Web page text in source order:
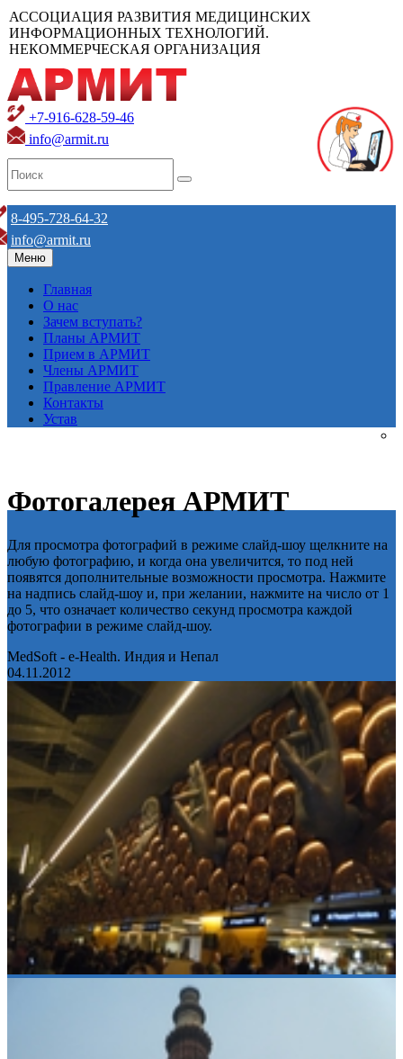
АССОЦИАЦИЯ РАЗВИТИЯ МЕДИЦИНСКИХ
ИНФОРМАЦИОННЫХ ТЕХНОЛОГИЙ.
НЕКОММЕРЧЕСКАЯ ОРГАНИЗАЦИЯ
+7-916-628-59-46
info@armit.ru
8-495-728-64-32
info@armit.ru
Меню
Главная
О нас
Зачем вступать?
Планы АРМИТ
Прием в АРМИТ
Члены АРМИТ
Правление АРМИТ
Контакты
Устав
Фотогалерея АРМИТ
Для просмотра фотографий в режиме слайд-шоу щелкните на
любую фотографию, и когда она увеличится, то под ней
появятся дополнительные возможности просмотра. Нажмите
на надпись слайд-шоу и, при желании, нажмите на число от 1
до 5, что означает количество секунд просмотра каждой
фотографии в режиме слайд-шоу.
MedSoft - e-Health. Индия и Непал
04.11.2012